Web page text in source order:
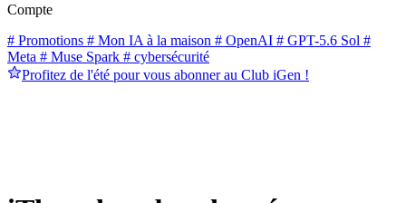
Compte
# Promotions # Mon IA à la maison # OpenAI # GPT-5.6 Sol #
Meta # Muse Spark # cybersécurité
Profitez de l'été pour vous abonner au Club iGen !